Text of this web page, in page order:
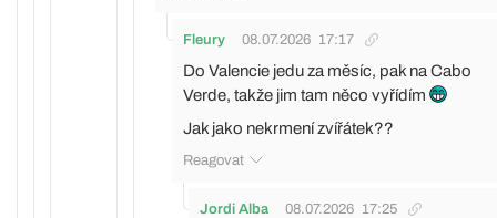
Fleury 08.07.2026 17:17
Do Valencie jedu za měsíc, pak na Cabo
Verde, takže jim tam něco vyřídím
Jak jako nekrmení zvířátek??
Reagovat
Jordi Alba 08.07.2026 17:25